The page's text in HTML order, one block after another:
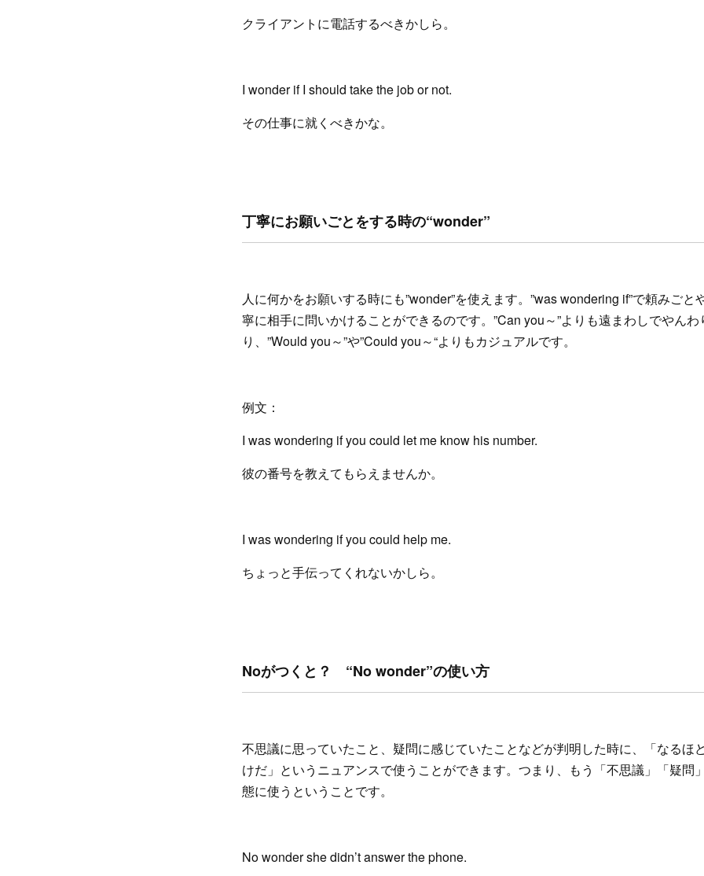
クライアントに電話するべきかしら。
I wonder if I should take the job or not.
その仕事に就くべきかな。
丁寧にお願いごとをする時の“wonder”
人に何かをお願いする時にも”wonder”を使えます。”was wondering if”で頼みごと
寧に相手に問いかけることができるのです。”Can you～”よりも遠まわしでやん
り、”Would you～”や”Could you～“よりもカジュアルです。
例文：
I was wondering if you could let me know his number.
彼の番号を教えてもらえませんか。
I was wondering if you could help me.
ちょっと手伝ってくれないかしら。
Noがつくと？ “No wonder”の使い方
不思議に思っていたこと、疑問に感じていたことなどが判明した時に、「なるほ
けだ」というニュアンスで使うことができます。つまり、もう「不思議」「疑問
態に使うということです。
No wonder she didn’t answer the phone.